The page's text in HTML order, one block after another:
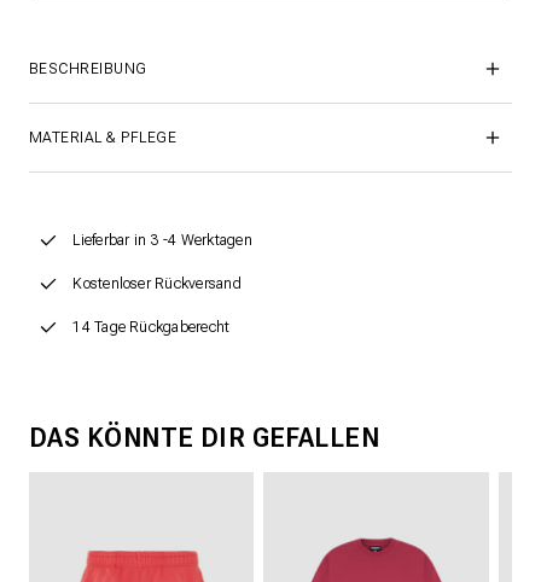
BESCHREIBUNG
MATERIAL & PFLEGE
Lieferbar in 3 -4 Werktagen
Kostenloser Rückversand
14 Tage Rückgaberecht
DAS KÖNNTE DIR GEFALLEN